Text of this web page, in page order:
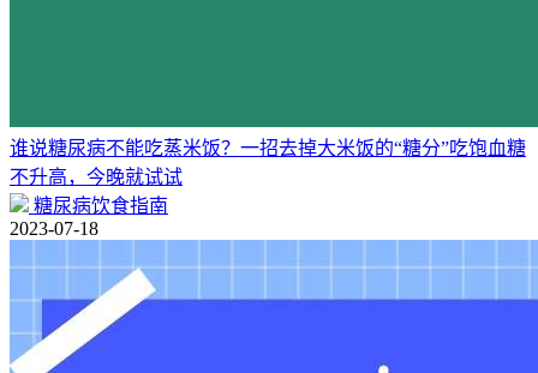
谁说糖尿病不能吃蒸米饭？一招去掉大米饭的“糖分”吃饱血糖
不升高，今晚就试试
糖尿病饮食指南
2023-07-18